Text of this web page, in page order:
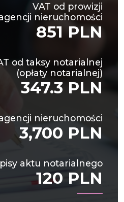
VAT od prowizji
nieruchomości
851 PLN
od taksy notarialnej
(opłaty notarialnej)
347.3 PLN
nieruchomości
3,700 PLN
aktu notarialnego
120 PLN